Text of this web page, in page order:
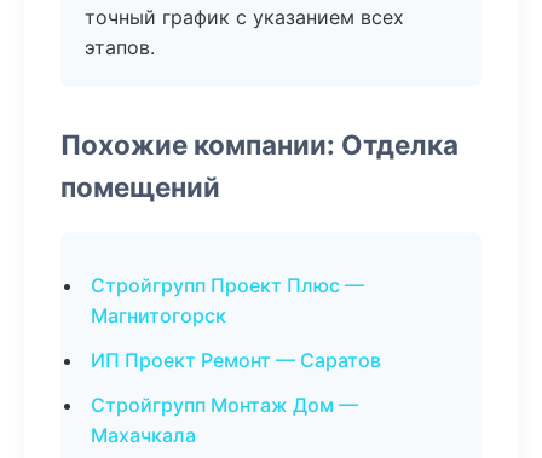
точный график с указанием всех
этапов.
Похожие компании: Отделка
помещений
Стройгрупп Проект Плюс —
Магнитогорск
ИП Проект Ремонт — Саратов
Стройгрупп Монтаж Дом —
Махачкала